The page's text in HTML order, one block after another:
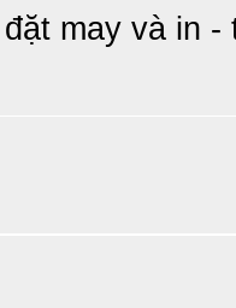
may và in -